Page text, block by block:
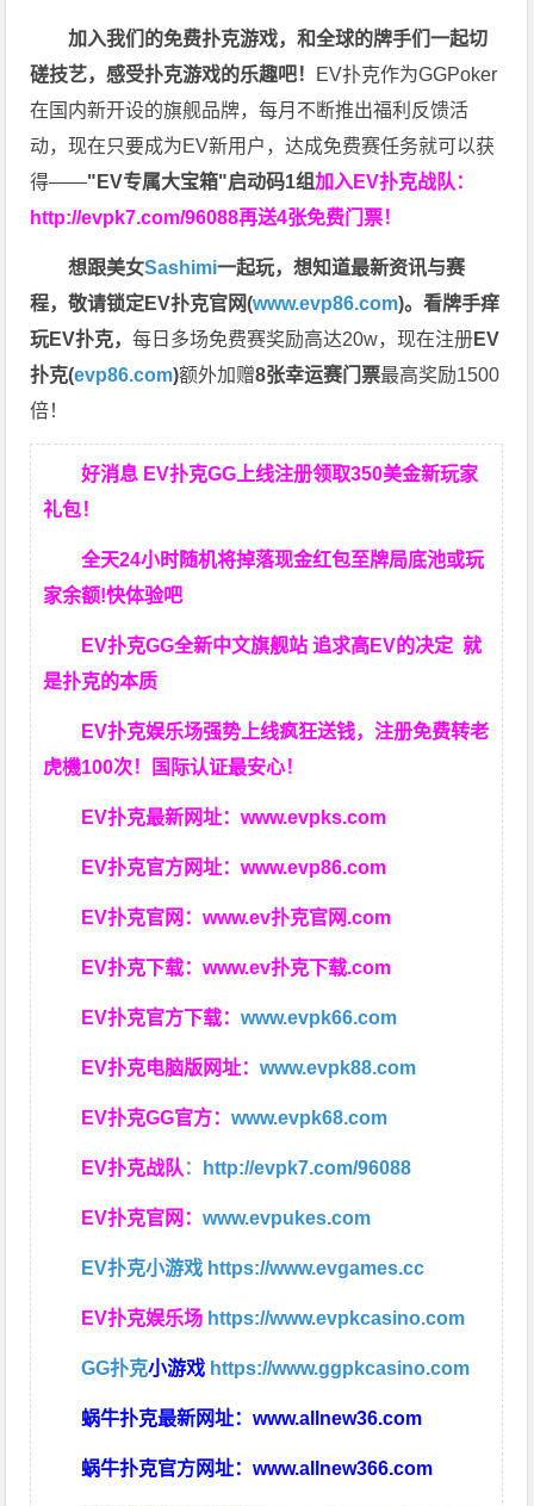
加入我们的免费扑克游戏，和全球的牌手们一起切
磋技艺，感受扑克游戏的乐趣吧！ EV扑克作为GGPoker
在国内新开设的旗舰品牌，每月不断推出福利反馈活
动，现在只要成为EV新用户，达成免费赛任务就可以获
得——"EV专属大宝箱"启动码1组加入EV扑克战队：
http://evpk7.com/96088再送4张免费门票！
想跟美女Sashimi一起玩，想知道最新资讯与赛
程，敬请锁定EV扑克官网(www.evp86.com)。看牌手痒
玩EV扑克，每日多场免费赛奖励高达20w，现在注册EV
扑克(evp86.com)额外加赠8张幸运赛门票最高奖励1500
倍！
好消息 EV扑克GG上线注册领取350美金新玩家
礼包！
全天24小时随机将掉落现金红包至牌局底池或玩
家余额!快体验吧
EV扑克GG全新中文旗舰站 追求高EV的决定就
是扑克的本质
EV扑克娱乐场强势上线疯狂送钱，注册免费转老
虎機100次！国际认证最安心！
EV扑克最新网址：www.evpks.com
EV扑克官方网址：www.evp86.com
EV扑克官网：www.ev扑克官网.com
EV扑克下载：www.ev扑克下载.com
EV扑克官方下载：www.evpk66.com
EV扑克电脑版网址：www.evpk88.com
EV扑克GG官方：www.evpk68.com
EV扑克战队 ： http://evpk7.com/96088
EV扑克官网：www.evpukes.com
EV扑克小游戏 https://www.evgames.cc
EV扑克娱乐场 https://www.evpkcasino.com
GG扑克小游戏 https://www.ggpkcasino.com
蜗牛扑克最新网址：www.allnew36.com
蜗牛扑克官方网址：www.allnew366.com